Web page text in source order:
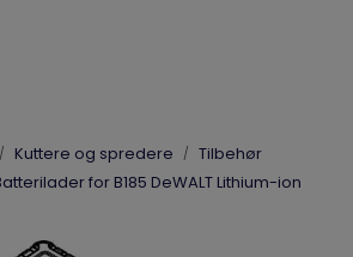
Kuttere og spredere
Tilbehør
for B185 DeWALT Lithium-ion